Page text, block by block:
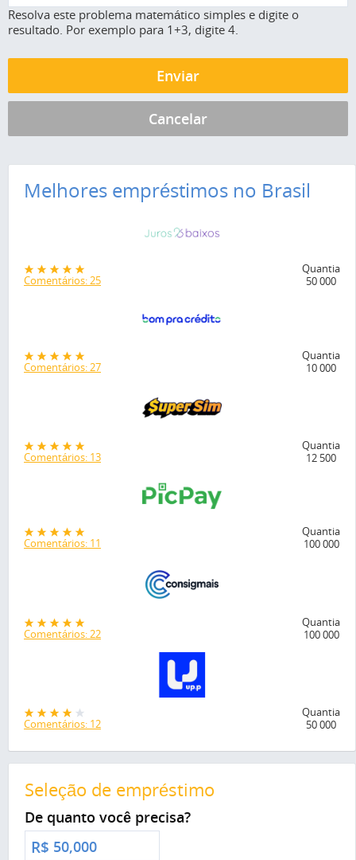
Resolva este problema matemático simples e digite o
resultado. Por exemplo para 1+3, digite 4.
Melhores empréstimos no Brasil
Comentários: 25
Quantia
50 000
Comentários: 27
Quantia
10 000
Comentários: 13
Quantia
12 500
Comentários: 11
Quantia
100 000
Comentários: 22
Quantia
100 000
Comentários: 12
Quantia
50 000
Seleção de empréstimo
De quanto você precisa?
R$